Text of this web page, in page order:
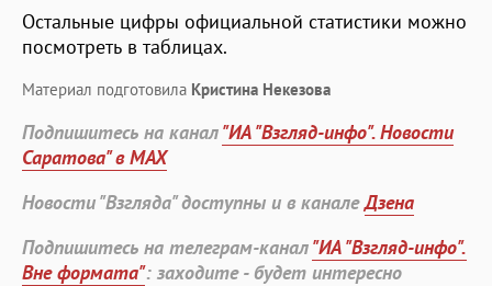
Остальные цифры официальной статистики можно
посмотреть в таблицах.
Материал подготовила Кристина Некезова
Подпишитесь на канал"ИА "Взгляд-инфо". Новости
Саратова" в MAX
Новости "Взгляда" доступны и в каналеДзена
Подпишитесь на телеграм-канал"ИА "Взгляд-инфо".
Вне формата": заходите - будет интересно